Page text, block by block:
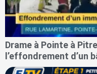
Drame à Pointe à
l’effondrement d’un